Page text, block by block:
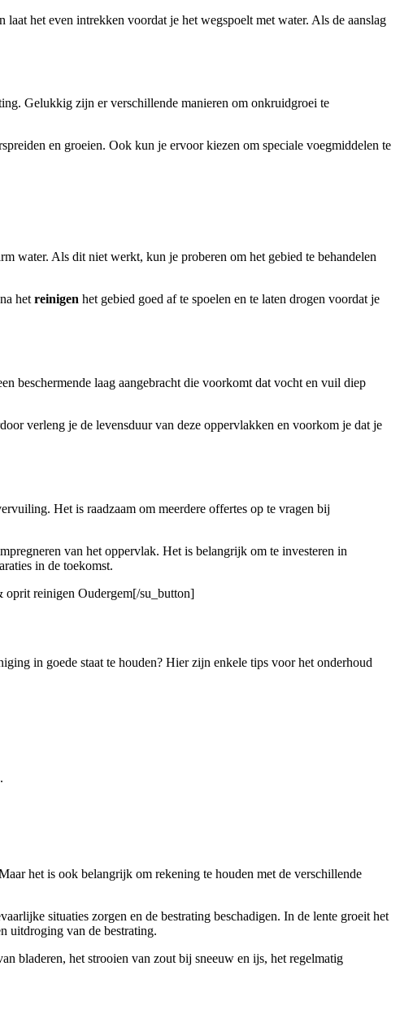
het even intrekken voordat je het wegspoelt met water. Als de aanslag
Gelukkig zijn er verschillende manieren om onkruidgroei te
en groeien. Ook kun je ervoor kiezen om speciale voegmiddelen te
water. Als dit niet werkt, kun je proberen om het gebied te behandelen
het reinigen het gebied goed af te spoelen en te laten drogen voordat je
beschermende laag aangebracht die voorkomt dat vocht en vuil diep
verleng je de levensduur van deze oppervlakken en voorkom je dat je
Het is raadzaam om meerdere offertes op te vragen bij
van het oppervlak. Het is belangrijk om te investeren in
in de toekomst.
oprit reinigen Oudergem[/su_button]
in goede staat te houden? Hier zijn enkele tips voor het onderhoud
het is ook belangrijk om rekening te houden met de verschillende
situaties zorgen en de bestrating beschadigen. In de lente groeit het
uitdroging van de bestrating.
bladeren, het strooien van zout bij sneeuw en ijs, het regelmatig